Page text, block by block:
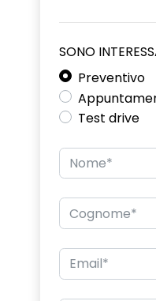
SONO
Preventivo
Test drive